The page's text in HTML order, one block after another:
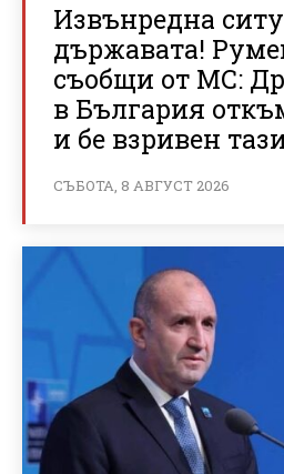
Извънредна
държавата!
съобщи от МС:
в България
и бе взривен
СЪБОТА, 8 АВГУСТ 2026